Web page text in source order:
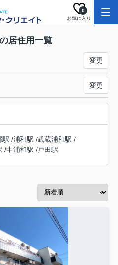
お気に入り
0
居住用一覧
変更
変更
駅 /浦和駅 /武蔵浦和駅 /
/中浦和駅 /戸田駅